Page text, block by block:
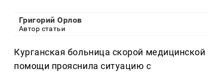
Григорий Орлов
Автор статьи
Курганская больница скорой медицинской
помощи прояснила ситуацию с